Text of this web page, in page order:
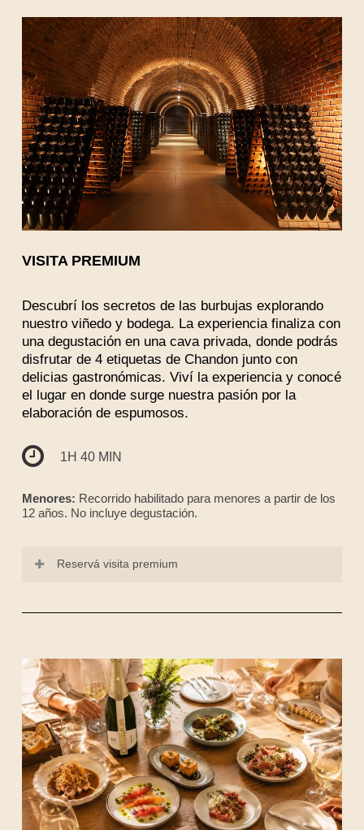
VISITA PREMIUM
Descubrí los secretos de las burbujas explorando
nuestro viñedo y bodega. La experiencia finaliza con
una degustación en una cava privada, donde podrás
disfrutar de 4 etiquetas de Chandon junto con
delicias gastronómicas. Viví la experiencia y conocé
el lugar en donde surge nuestra pasión por la
elaboración de espumosos.
1H 40 MIN
Menores: Recorrido habilitado para menores a partir de los
12 años. No incluye degustación.
Reservá visita premium